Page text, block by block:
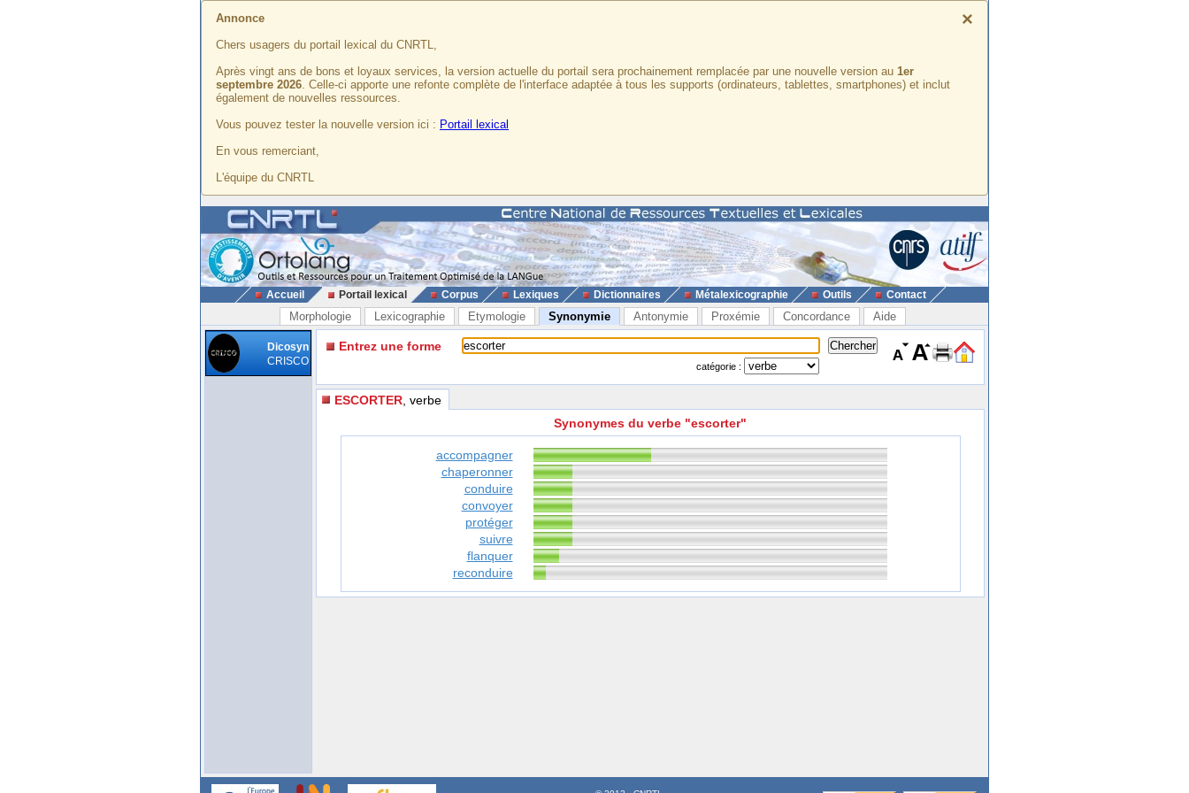
×
Annonce
Chers usagers du portail lexical du CNRTL,
Après vingt ans de bons et loyaux services, la version actuelle du portail sera prochainement remplacée par une nouvelle version au 1er
septembre 2026. Celle-ci apporte une refonte complète de l'interface adaptée à tous les supports (ordinateurs, tablettes, smartphones) et inclut
également de nouvelles ressources.
Vous pouvez tester la nouvelle version ici : Portail lexical
En vous remerciant,
L'équipe du CNRTL
Accueil Portail lexical Corpus Lexiques Dictionnaires Métalexicographie Outils Contact
Morphologie Lexicographie Etymologie Synonymie Antonymie Proxémie Concordance Aide
Dicosyn
CRISCO
Entrez une forme
catégorie :
ESCORTER , verbe
Synonymes du verbe "escorter"
accompagner
chaperonner
conduire
convoyer
protéger
suivre
flanquer
reconduire